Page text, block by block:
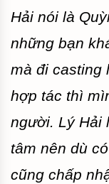
Hải nói là
những bạn
mà đi casting
hợp tác thì
người. Lý Hải
tâm nên dù
cũng chấp